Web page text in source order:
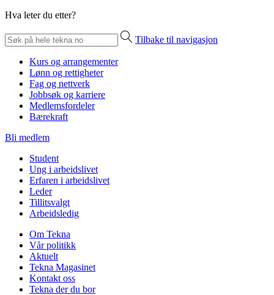
Hva leter du etter?
Tilbake til navigasjon
Kurs og arrangementer
Lønn og rettigheter
Fag og nettverk
Jobbsøk og karriere
Medlemsfordeler
Bærekraft
Bli medlem
Student
Ung i arbeidslivet
Erfaren i arbeidslivet
Leder
Tillitsvalgt
Arbeidsledig
Om Tekna
Vår politikk
Aktuelt
Tekna Magasinet
Kontakt oss
Tekna der du bor